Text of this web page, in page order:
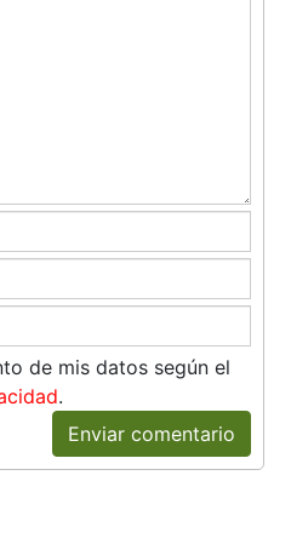
de mis datos según el
.
Enviar comentario